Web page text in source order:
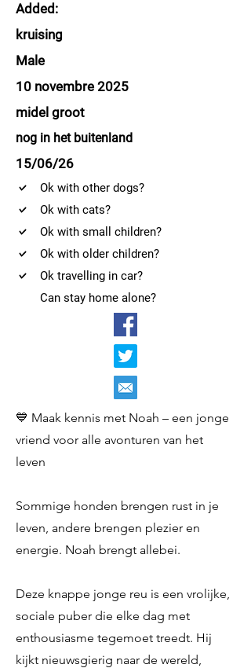
Added:
kruising
Male
10 novembre 2025
midel groot
nog in het buitenland
15/06/26
Ok with other dogs?
Ok with cats?
Ok with small children?
Ok with older children?
Ok travelling in car?
Can stay home alone?
💙 Maak kennis met Noah – een jonge
vriend voor alle avonturen van het
leven
Sommige honden brengen rust in je
leven, andere brengen plezier en
energie. Noah brengt allebei.
Deze knappe jonge reu is een vrolijke,
sociale puber die elke dag met
enthousiasme tegemoet treedt. Hij
kijkt nieuwsgierig naar de wereld,